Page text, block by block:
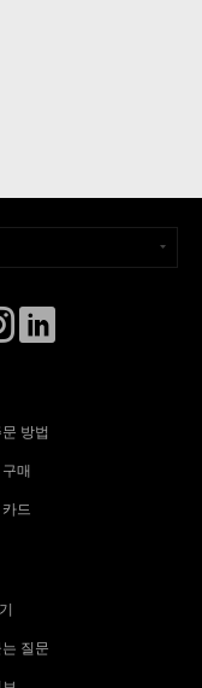
방법
매
드
질문